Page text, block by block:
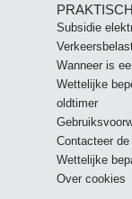
PRAKTISCH
Subsidie
Wanneer is
Wettelijke
oldtimer
Contacteer
Wettelijke
Over cookies